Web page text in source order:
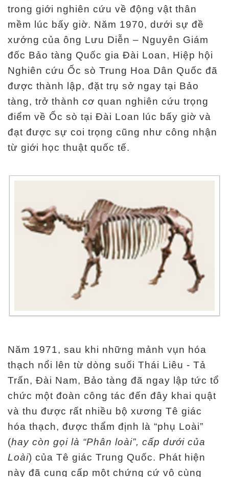
trong giới nghiên cứu về động vật thân
mềm lúc bấy giờ. Năm 1970, dưới sự đề
xướng của ông Lưu Diễn – Nguyên Giám
đốc Bảo tàng Quốc gia Đài Loan, Hiệp hội
Nghiên cứu Ốc sò Trung Hoa Dân Quốc đã
được thành lập, đặt trụ sở ngay tại Bảo
tàng, trở thành cơ quan nghiên cứu trọng
điểm về Ốc sò tại Đài Loan lúc bấy giờ và
đạt được sự coi trọng cũng như công nhận
từ giới học thuật quốc tế.
Năm 1971, sau khi những mảnh vụn hóa
thạch nổi lên từ dòng suối Thái Liêu - Tả
Trấn, Đài Nam, Bảo tàng đã ngay lập tức tổ
chức một đoàn công tác đến đây khai quật
và thu được rất nhiều bộ xương Tê giác
hóa thạch, được thẩm định là “phụ Loài”
(hay còn gọi là “Phân loài”, cấp dưới của
Loài) của Tê giác Trung Quốc. Phát hiện
này đã cung cấp một chứng cứ vô cùng